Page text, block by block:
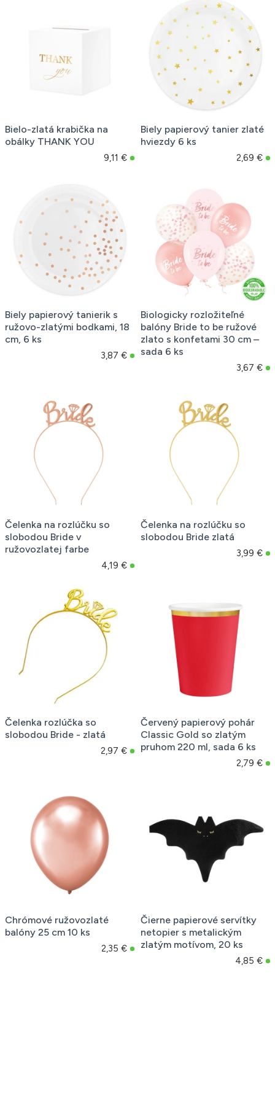
Bielo-zlatá krabička na
obálky THANK YOU
9,11 €
Biely papierový tanier zlaté
hviezdy 6 ks
2,69 €
Biely papierový tanierik s
ružovo-zlatými bodkami, 18
cm, 6 ks
3,87 €
Biologicky rozložiteľné
balóny Bride to be ružové
zlato s konfetami 30 cm –
sada 6 ks
3,67 €
Čelenka na rozlúčku so
slobodou Bride v
ružovozlatej farbe
4,19 €
Čelenka na rozlúčku so
slobodou Bride zlatá
3,99 €
Čelenka rozlúčka so
slobodou Bride - zlatá
2,97 €
Červený papierový pohár
Classic Gold so zlatým
pruhom 220 ml, sada 6 ks
2,79 €
Chrómové ružovozlaté
balóny 25 cm 10 ks
2,35 €
Čierne papierové servítky
netopier s metalickým
zlatým motívom, 20 ks
4,85 €